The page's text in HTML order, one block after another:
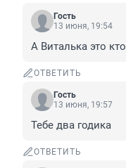
Гость
13 июня, 19:54
А Виталька это
ОТВЕТИТЬ
Гость
13 июня, 19:57
Тебе два годика
ОТВЕТИТЬ